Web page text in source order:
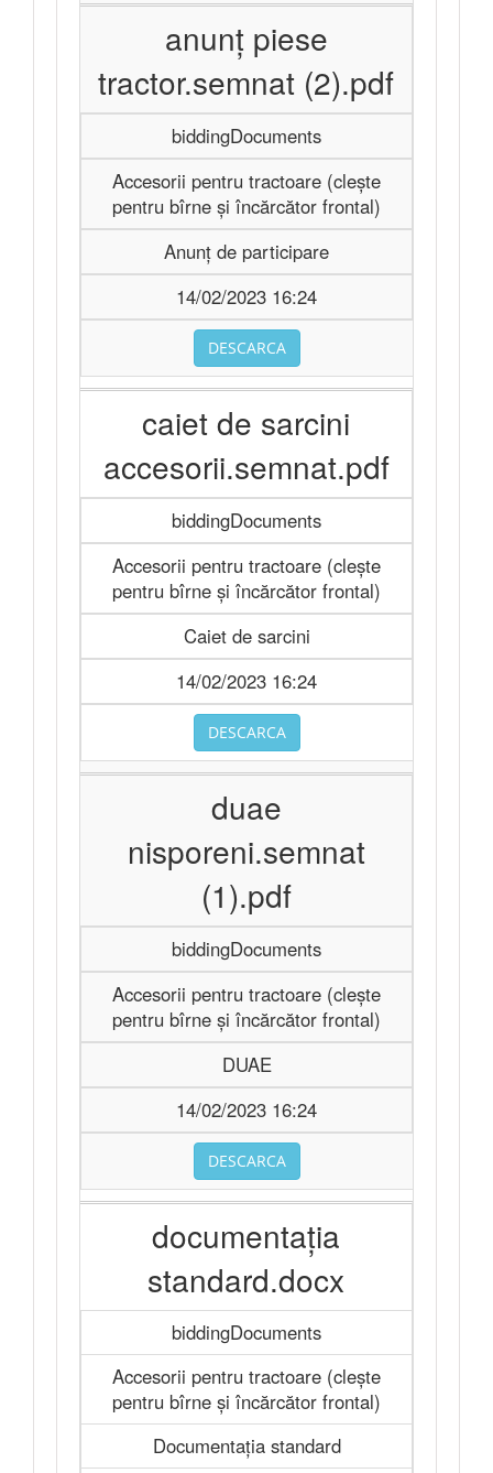
anunț piese
tractor.semnat (2).pdf
biddingDocuments
Accesorii pentru tractoare (clește
pentru bîrne și încărcător frontal)
Anunț de participare
14/02/2023 16:24
DESCARCA
caiet de sarcini
accesorii.semnat.pdf
biddingDocuments
Accesorii pentru tractoare (clește
pentru bîrne și încărcător frontal)
Caiet de sarcini
14/02/2023 16:24
DESCARCA
duae
nisporeni.semnat
(1).pdf
biddingDocuments
Accesorii pentru tractoare (clește
pentru bîrne și încărcător frontal)
DUAE
14/02/2023 16:24
DESCARCA
documentația
standard.docx
biddingDocuments
Accesorii pentru tractoare (clește
pentru bîrne și încărcător frontal)
Documentația standard